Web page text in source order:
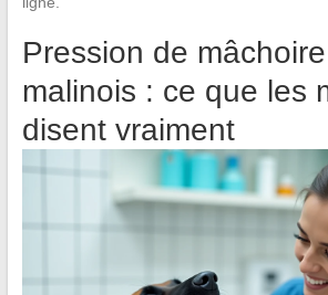
Pression de
malinois : ce que les
disent vraiment